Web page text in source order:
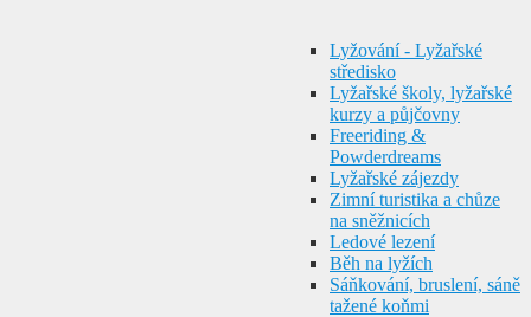
Lyžování - Lyžařské
středisko
Lyžařské školy, lyžařské
kurzy a půjčovny
Freeriding &
Powderdreams
Lyžařské zájezdy
Zimní turistika a chůze
na sněžnicích
Ledové lezení
Běh na lyžích
Sáňkování, bruslení, sáně
tažené koňmi